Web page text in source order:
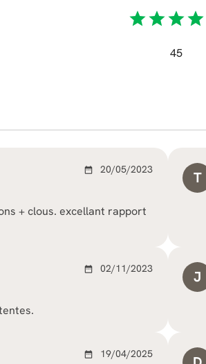
starstarstarstar
45
date_range 20/05/2023
+ clous. excellant rapport
T
date_range 02/11/2023 J
date_range 19/04/2025